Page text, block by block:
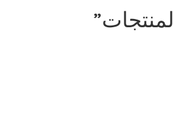
المنتجات”